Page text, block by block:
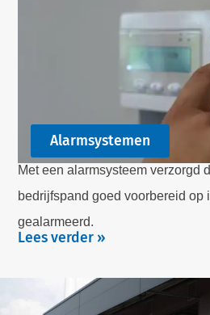
Alarmsystemen
Met een alarmsysteem verzorgd
bedrijfspand goed voorbereid op
gealarmeerd.
Lees verder »